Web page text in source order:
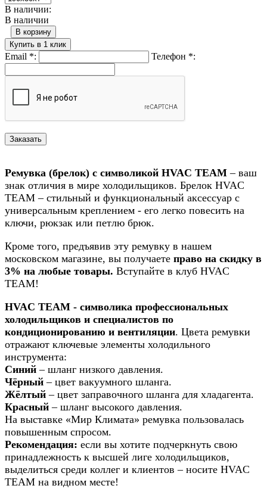
В наличии:
В наличии
В корзину
Купить в 1 клик
Email *: Телефон *:
Ремувка (брелок) с символикой HVAC TEAM – ваш
знак отличия в мире холодильщиков. Брелок HVAC
TEAM – стильный и функциональный аксессуар с
универсальным креплением - его легко повесить на
ключи, рюкзак или петлю брюк.
Кроме того, предъявив эту ремувку в нашем
московском магазине, вы получаете право на скидку в
3% на любые товары. Вступайте в клуб HVAC
TEAM!
HVAC TEAM - cимволика профессиональных
холодильщиков и специалистов по
кондиционированию и вентиляции. Цвета ремувки
отражают ключевые элементы холодильного
инструмента:
Синий – шланг низкого давления.
Чёрный – цвет вакуумного шланга.
Жёлтый – цвет заправочного шланга для хладагента.
Красный – шланг высокого давления.
На выставке «Мир Климата» ремувка пользовалась
повышенным спросом.
Рекомендация: если вы хотите подчеркнуть свою
принадлежность к высшей лиге холодильщиков,
выделиться среди коллег и клиентов – носите HVAC
TEAM на видном месте!